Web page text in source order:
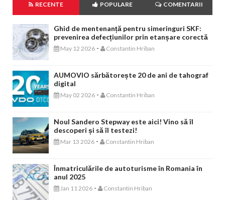
RECENTE POPULARE COMENTARII
Ghid de mentenanță pentru simeringuri SKF:
prevenirea defecțiunilor prin etanșare corectă
May 12 2026 - Constantin Hriban
AUMOVIO sărbătorește 20 de ani de tahograf
digital
May 02 2026 - Constantin Hriban
Noul Sandero Stepway este aici! Vino să îl
descoperi și să îl testezi!
Mar 13 2026 - Constantin Hriban
Înmatriculările de autoturisme în Romania în
anul 2025
Jan 11 2026 - Constantin Hriban